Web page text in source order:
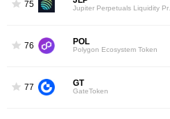
75
76 POL
Polygon Ecosystem Token
77 GT
GateToken